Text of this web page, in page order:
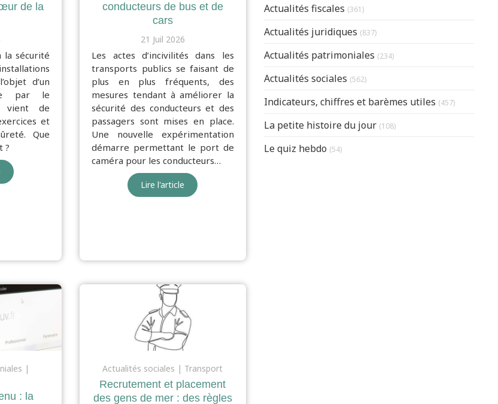
de la
la sécurité
d’un
par le
vient de
et
Que
?
conducteurs de bus et de
cars
21 Juil 2026
Les actes d’incivilités dans les
transports publics se faisant de
plus en plus fréquents, des
mesures tendant à améliorer la
sécurité des conducteurs et des
passagers sont mises en place.
Une nouvelle expérimentation
démarre permettant le port de
caméra pour les conducteurs…
Lire l'article
: la
Actualités sociales Transport
Recrutement et placement
des gens de mer : des règles
Actualités fiscales (361)
Actualités juridiques (837)
Actualités patrimoniales (234)
Actualités sociales (562)
Indicateurs, chiffres et barèmes utiles (457)
La petite histoire du jour (108)
Le quiz hebdo (54)